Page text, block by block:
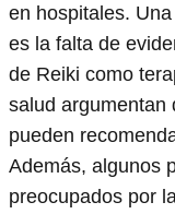
en hospitales.
es la falta de
de Reiki como
salud argumentan
pueden
Además, algunos
preocupados por